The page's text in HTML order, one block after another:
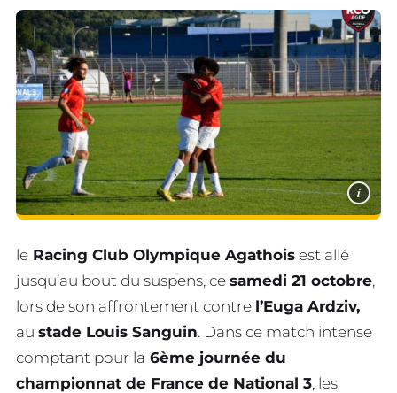
i
le Racing Club Olympique Agathois est allé
jusqu’au bout du suspens, ce samedi 21 octobre,
lors de son affrontement contre l’Euga Ardziv,
au stade Louis Sanguin. Dans ce match intense
comptant pour la 6ème journée du
championnat de France de National 3, les